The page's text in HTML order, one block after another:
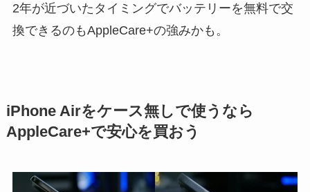
2年が近づいたタイミングでバッテリーを無料で交
換できるのもAppleCare+の強みかも。
iPhone Airをケース無しで使うなら
AppleCare+で安心を買おう